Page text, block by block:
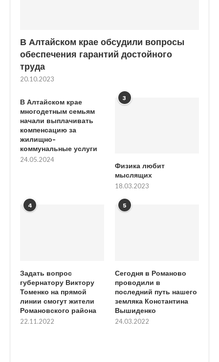
В Алтайском крае обсудили вопросы
обеспечения гарантий достойного
труда
20.10.2023
В Алтайском крае
многодетным семьям
начали выплачивать
компенсацию за
жилищно-
коммунальные услуги
24.05.2024
3
Физика любит
мыслящих
18.03.2023
4
Задать вопрос
губернатору Виктору
Томенко на прямой
линии смогут жители
Романовского района
22.11.2022
5
Сегодня в Романово
проводили в
последний путь нашего
земляка Константина
Вышиденко
24.03.2022